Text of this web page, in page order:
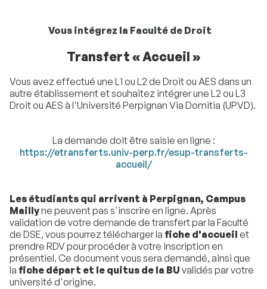
Vous intégrez la Faculté de Droit
Transfert « Accueil »
Vous avez effectué une L1 ou L2 de Droit ou AES dans un
autre établissement et souhaitez intégrer une L2 ou L3
Droit ou AES à l'Université Perpignan Via Domitia (UPVD).
La demande doit être saisie en ligne :
https://etransferts.univ-perp.fr/esup-transferts-
accueil/
Les étudiants qui arrivent à Perpignan, Campus
Maillyne peuvent pas s'inscrire en ligne. Après
validation de votre demande de transfert par la Faculté
de DSE, vous pourrez télécharger la fiche d'accueil et
prendre RDV pour procéder à votre inscription en
présentiel. Ce document vous sera demandé, ainsi que
la fiche départ et le quitus de la BU validés par votre
université d'origine.